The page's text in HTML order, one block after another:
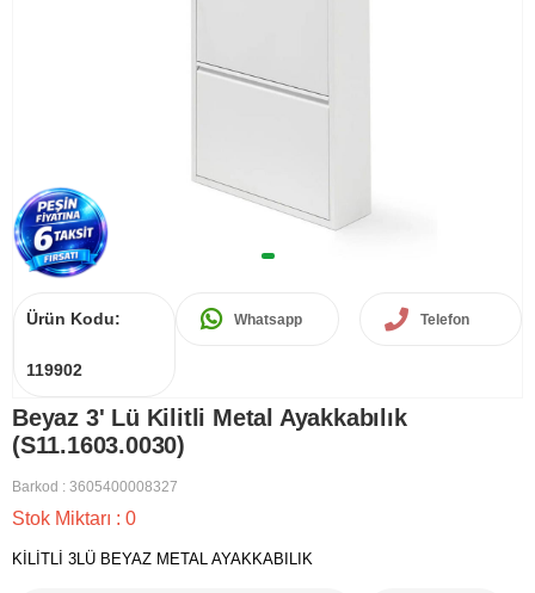
Ürün Kodu:
119902
Whatsapp Telefon
Beyaz 3' Lü Kilitli Metal Ayakkabılık
(S11.1603.0030)
Barkod : 3605400008327
Stok Miktarı : 0
KİLİTLİ 3LÜ BEYAZ METAL AYAKKABILIK